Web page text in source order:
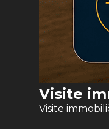
Visite
Visite